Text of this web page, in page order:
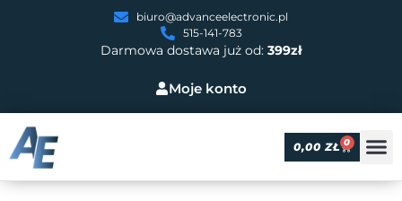
Moje konto
Darmowa dostawa już od: 399zł
biuro@advanceelectronic.pl
515-141-783
0,00 ZŁ 0